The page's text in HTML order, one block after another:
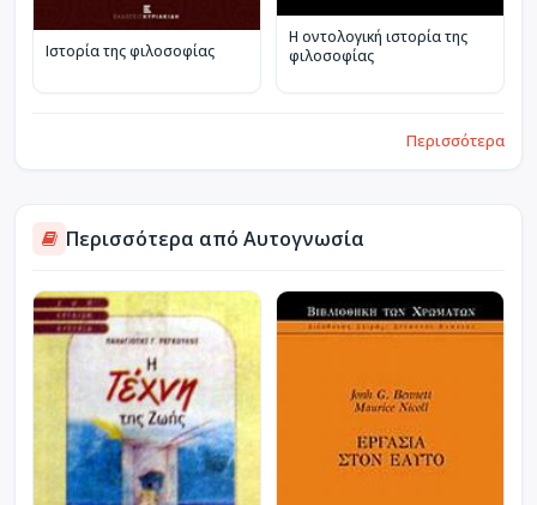
Ιστορία της φιλοσοφίας
Η οντολογική ιστορία της
φιλοσοφίας
Περισσότερα
Περισσότερα από Αυτογνωσία